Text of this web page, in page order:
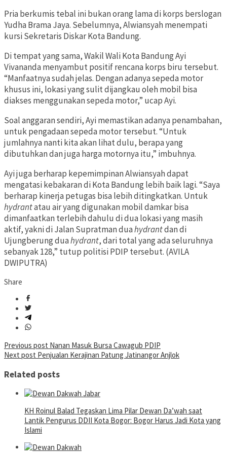
Pria berkumis tebal ini bukan orang lama di korps berslogan
Yudha Brama Jaya. Sebelumnya, Alwiansyah menempati
kursi Sekretaris Diskar Kota Bandung.
Di tempat yang sama, Wakil Wali Kota Bandung Ayi
Vivananda menyambut positif rencana korps biru tersebut.
“Manfaatnya sudah jelas. Dengan adanya sepeda motor
khusus ini, lokasi yang sulit dijangkau oleh mobil bisa
diakses menggunakan sepeda motor,” ucap Ayi.
Soal anggaran sendiri, Ayi memastikan adanya penambahan,
untuk pengadaan sepeda motor tersebut. “Untuk
jumlahnya nanti kita akan lihat dulu, berapa yang
dibutuhkan dan juga harga motornya itu,” imbuhnya.
Ayi juga berharap kepemimpinan Alwiansyah dapat
mengatasi kebakaran di Kota Bandung lebih baik lagi. “Saya
berharap kinerja petugas bisa lebih ditingkatkan. Untuk
hydrantatau air yang digunakan mobil damkar bisa
dimanfaatkan terlebih dahulu di dua lokasi yang masih
aktif, yakni di Jalan Supratman duahydrantdan di
Ujungberung duahydrant, dari total yang ada seluruhnya
sebanyak 128,” tutup politisi PDIP tersebut. (AVILA
DWIPUTRA)
Share
Post
navigation
Previous post Nanan Masuk Bursa Cawagub PDIP
Next post Penjualan Kerajinan Patung Jatinangor Anjlok
Related posts
KH Roinul Balad Tegaskan Lima Pilar Dewan Da’wah saat
Lantik Pengurus DDII Kota Bogor: Bogor Harus Jadi Kota yang
Islami